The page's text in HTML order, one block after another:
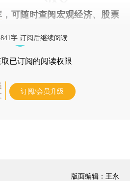
，可随时查阅宏观经济、股票
字 订阅后继续阅读
取已订阅的阅读权限
订阅/会员升级
版面编辑：王永